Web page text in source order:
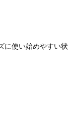
使い始めやすい